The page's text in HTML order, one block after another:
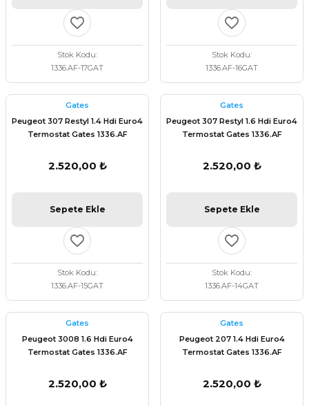
Stok Kodu
1336.AF-17GAT
Stok Kodu
1336.AF-16GAT
Gates
Peugeot 307 Restyl 1.4 Hdi Euro4
Termostat Gates 1336.AF
2.520,00 ₺
Sepete Ekle
Stok Kodu
1336.AF-15GAT
Gates
Peugeot 307 Restyl 1.6 Hdi Euro4
Termostat Gates 1336.AF
2.520,00 ₺
Sepete Ekle
Stok Kodu
1336.AF-14GAT
Gates
Peugeot 3008 1.6 Hdi Euro4
Termostat Gates 1336.AF
2.520,00 ₺
Gates
Peugeot 207 1.4 Hdi Euro4
Termostat Gates 1336.AF
2.520,00 ₺